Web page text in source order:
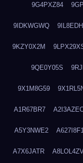
9G4PXZ84
9IDKWGWQ
9KZY0X2M
9QE0Y05S
9X1M8G59
A1R67BR7
A5Y3NWE2 A627I8F1
A7X6JATR